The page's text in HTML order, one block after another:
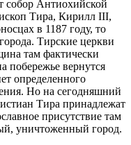
собор Антиохийской
Тира, Кирилл III,
в 1187 году, то
Тирские церкви
там фактически
побережье вернутся
определенного
Но на сегодняшний
Тира принадлежат
присутствие там
уничтоженный город.